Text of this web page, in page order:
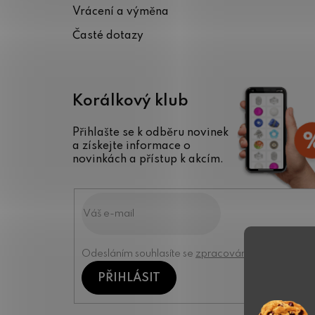
Vrácení a výměna
Časté dotazy
Korálkový klub
Přihlašte se k odběru novinek
a získejte informace o
novinkách a přístup k akcím.
Odesláním souhlasíte se zpracováním osobních
PŘIHLÁSIT